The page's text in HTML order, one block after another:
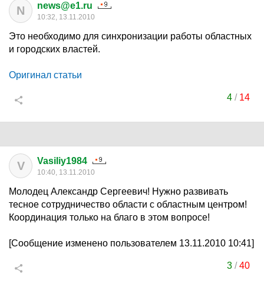
N news@e1.ru
10:32, 13.11.2010
Это необходимо для синхронизации работы областных
и городских властей.
Оригинал статьи
4 / 14
V Vasiliy1984
10:40, 13.11.2010
Молодец Александр Сергеевич! Нужно развивать
тесное сотрудничество области с областным центром!
Координация только на благо в этом вопросе!
[Сообщение изменено пользователем 13.11.2010 10:41]
3 /40